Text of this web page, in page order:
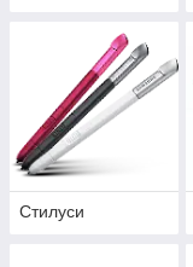
Стилуси